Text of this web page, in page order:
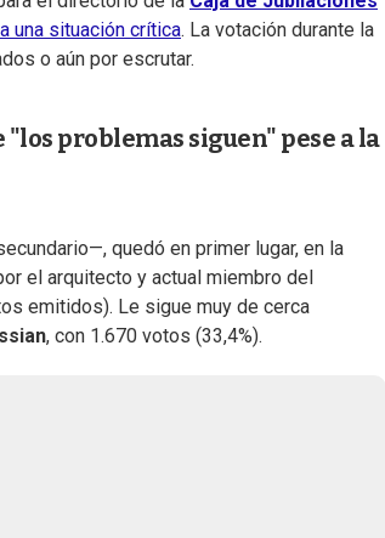
una situación crítica. La votación durante la
o aún por escrutar.
problemas siguen" pese a la
quedó en primer lugar, en la
el arquitecto y actual miembro del
emitidos). Le sigue muy de cerca
, con 1.670 votos (33,4%).